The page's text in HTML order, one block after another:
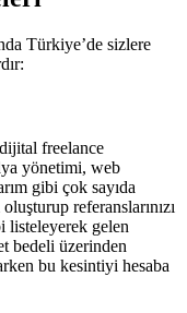
Türkiye’de sizlere
freelance
yönetimi, web
gibi çok sayıda
referanslarınızı
listeleyerek gelen
bedeli üzerinden
bu kesintiyi hesaba